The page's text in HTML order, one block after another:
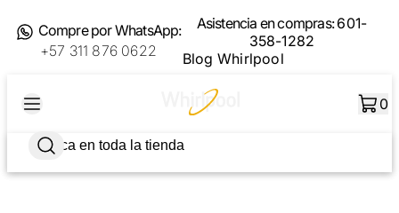
Compre por WhatsApp:
+57 311 876 0622
Asistencia en compras:601-
358-1282
Blog Whirlpool
0